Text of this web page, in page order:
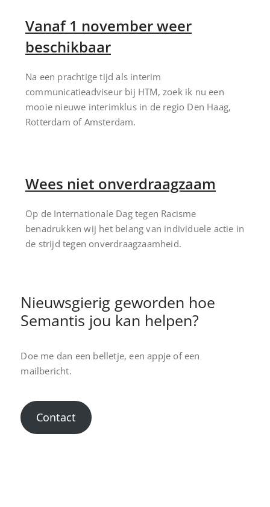
Vanaf 1 november weer
beschikbaar
Na een prachtige tijd als interim
communicatieadviseur bij HTM, zoek ik nu een
mooie nieuwe interimklus in de regio Den Haag,
Rotterdam of Amsterdam.
Wees niet onverdraagzaam
Op de Internationale Dag tegen Racisme
benadrukken wij het belang van individuele actie in
de strijd tegen onverdraagzaamheid.
Nieuwsgierig geworden hoe
Semantis jou kan helpen?
Doe me dan een belletje, een appje of een
mailbericht.
Contact